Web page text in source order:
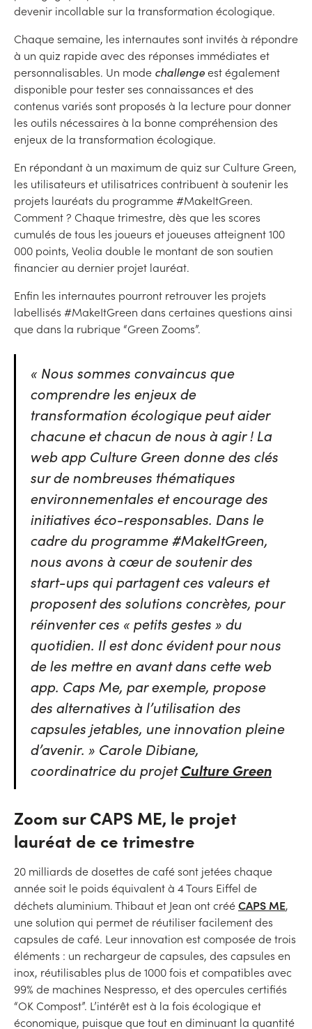
devenir incollable sur la transformation écologique.
Chaque semaine, les internautes sont invités à répondre
à un quiz rapide avec des réponses immédiates et
personnalisables. Un mode challengeest également
disponible pour tester ses connaissances et des
contenus variés sont proposés à la lecture pour donner
les outils nécessaires à la bonne compréhension des
enjeux de la transformation écologique.
En répondant à un maximum de quiz sur Culture Green,
les utilisateurs et utilisatrices contribuent à soutenir les
projets lauréats du programme #MakeItGreen.
Comment ? Chaque trimestre, dès que les scores
cumulés de tous les joueurs et joueuses atteignent 100
000 points, Veolia double le montant de son soutien
financier au dernier projet lauréat.
Enfin les internautes pourront retrouver les projets
labellisés #MakeItGreen dans certaines questions ainsi
que dans la rubrique “Green Zooms”.
« Nous sommes convaincus que
comprendre les enjeux de
transformation écologique peut aider
chacune et chacun de nous à agir ! La
web app Culture Green donne des clés
sur de nombreuses thématiques
environnementales et encourage des
initiatives éco-responsables. Dans le
cadre du programme #MakeItGreen,
nous avons à cœur de soutenir des
start-ups qui partagent ces valeurs et
proposent des solutions concrètes, pour
réinventer ces « petits gestes » du
quotidien. Il est donc évident pour nous
de les mettre en avant dans cette web
app. Caps Me, par exemple, propose
des alternatives à l’utilisation des
capsules jetables, une innovation pleine
d’avenir. » Carole Dibiane,
coordinatrice du projetCulture Green
Zoom sur CAPS ME, le projet
lauréat de ce trimestre
20 milliards de dosettes de café sont jetées chaque
année soit le poids équivalent à 4 Tours Eiffel de
déchets aluminium. Thibaut et Jean ont crééCAPS ME,
une solution qui permet de réutiliser facilement des
capsules de café. Leur innovation est composée de trois
éléments : un rechargeur de capsules, des capsules en
inox, réutilisables plus de 1000 fois et compatibles avec
99% de machines Nespresso, et des opercules certifiés
“OK Compost”. L’intérêt est à la fois écologique et
économique, puisque que tout en diminuant la quantité